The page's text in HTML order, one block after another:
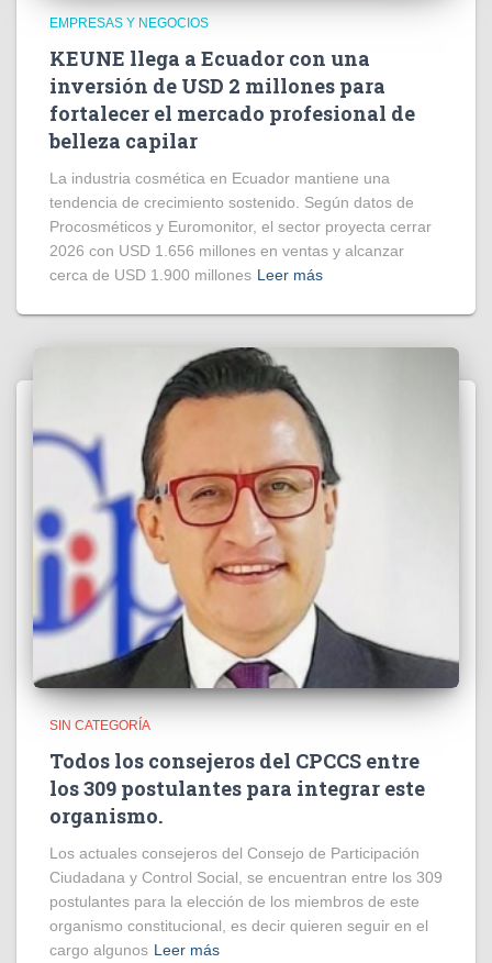
EMPRESAS Y NEGOCIOS
KEUNE llega a Ecuador con una
inversión de USD 2 millones para
fortalecer el mercado profesional de
belleza capilar
La industria cosmética en Ecuador mantiene una
tendencia de crecimiento sostenido. Según datos de
Procosméticos y Euromonitor, el sector proyecta cerrar
2026 con USD 1.656 millones en ventas y alcanzar
cerca de USD 1.900 millones Leer más
SIN CATEGORÍA
Todos los consejeros del CPCCS entre
los 309 postulantes para integrar este
organismo.
Los actuales consejeros del Consejo de Participación
Ciudadana y Control Social, se encuentran entre los 309
postulantes para la elección de los miembros de este
organismo constitucional, es decir quieren seguir en el
cargo algunos Leer más